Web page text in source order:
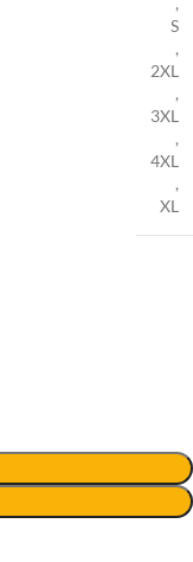
S
,
2XL
,
3XL
,
4XL
,
XL